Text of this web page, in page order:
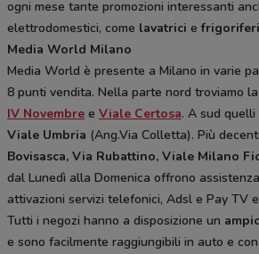
ogni mese tante promozioni interessanti
elettrodomestici, come lavatrici efrigoriferi
Media World Milano
Media World è presente a Milano in varie
8 punti vendita. Nella parte nord troviamo
IV Novembre e Viale Certosa. A sud quelli
Viale Umbria (Ang.Via Colletta). Più
Bovisasca, Via Rubattino, Viale Milano
dal Lunedì alla Domenica offrono
attivazioni servizi telefonici, Adsl e Pay TV
Tutti i negozi hanno a disposizione un
e sono facilmente raggiungibili in auto e